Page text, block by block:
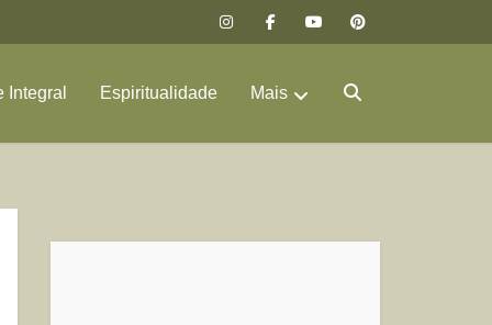
Integral Espiritualidade Mais